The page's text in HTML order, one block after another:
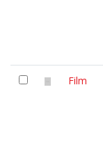
Film